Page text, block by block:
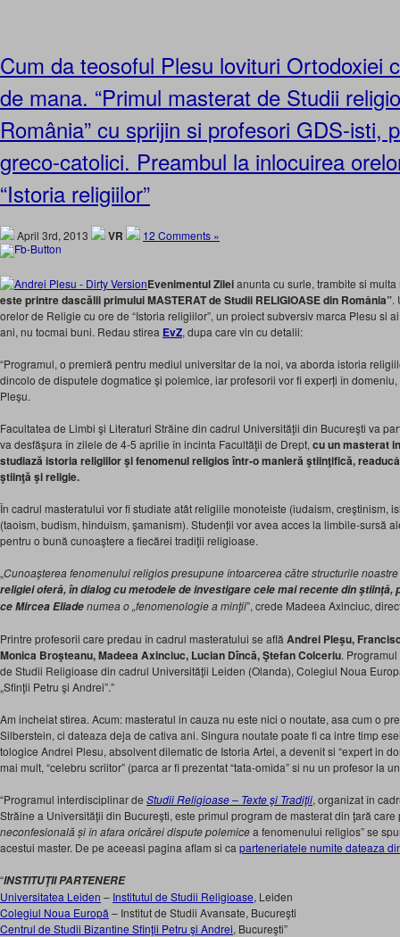
Cum da teosoful Plesu lovituri Ortodoxiei
de mana. “Primul masterat de Studii
România” cu sprijin si profesori GDS-isti,
greco-catolici. Preambul la inlocuirea
“Istoria religiilor”
April 3rd, 2013 VR 12 Comments »
Evenimentul Zileianunta cu surle, trambite si multa
este printre dascălii primului MASTERAT de Studii RELIGIOASE din România”.
orelor de Religie cu ore de “Istoria religiilor”, un proiect subversiv marca Plesu si
ani, nu tocmai buni. Redau stirea EvZ, dupa care vin cu detalii:
“Programul, o premieră pentru mediul universitar de la noi, va aborda istoria
dincolo de disputele dogmatice şi polemice, iar profesorii vor fi experți în
Pleșu.
Facultatea de Limbi şi Literaturi Străine din cadrul Universităţii din Bucureşti va
va desfăşura în zilele de 4-5 aprilie în incinta Facultăţii de Drept, cu un masterat
studiază istoria religiilor şi fenomenul religios într-o manieră ştiinţifică,
ştiinţă şi religie.
În cadrul masteratului vor fi studiate atât religiile monoteiste (iudaism, creştinism,
(taoism, budism, hinduism, şamanism). Studenții vor avea acces la limbile-sursă
pentru o bună cunoaştere a fiecărei tradiţii religioase.
„Cunoaşterea fenomenului religios presupune întoarcerea către structurile
religiei oferă, în dialog cu metodele de investigare cele mai recente din ştiinţă,
ce Mircea Eliadenumea o „fenomenologie a minţii”, crede Madeea Axinciuc,
Printre profesorii care predau în cadrul masteratului se află Andrei Pleşu,
Monica Broşteanu, Madeea Axinciuc, Lucian Dîncă, Ştefan Colceriu.
de Studii Religioase din cadrul Universităţii Leiden (Olanda), Colegiul Noua
„Sfinţii Petru şi Andrei”.”
Am incheiat stirea. Acum: masteratul in cauza nu este nici o noutate, asa cum o
Silberstein, ci dateaza deja de cativa ani. Singura noutate poate fi ca intre timp
tologice Andrei Plesu, absolvent dilematic de Istoria Artei, a devenit si “expert in
mai mult, “celebru scriitor” (parca ar fi prezentat “tata-omida” si nu un profesor la
“Programul interdisciplinar de Studii Religioase – Texte şi Tradiţii, organizat în
Străine a Universităţii din Bucureşti, este primul program de masterat din ţară
neconfesională și în afara oricărei dispute polemicea fenomenului religios” se
acestui master. De pe aceeasi pagina aflam si ca parteneriatele numite dateaza
“INSTITUŢII PARTENERE
Universitatea Leiden – Institutul de Studii Religioase, Leiden
Colegiul Noua Europă – Institut de Studii Avansate, Bucureşti
Centrul de Studii Bizantine Sfinţii Petru şi Andrei, Bucureşti”